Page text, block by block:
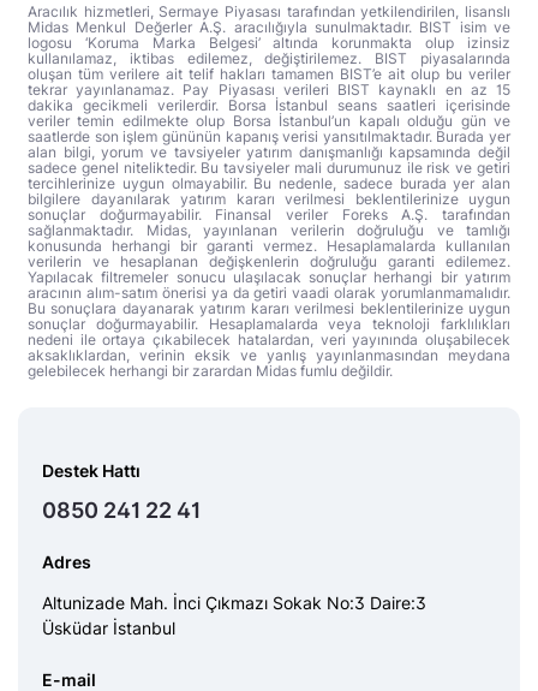
Aracılık hizmetleri, Sermaye Piyasası tarafından yetkilendirilen, lisanslı
Midas Menkul Değerler A.Ş. aracılığıyla sunulmaktadır. BIST isim ve
logosu ‘Koruma Marka Belgesi’ altında korunmakta olup izinsiz
kullanılamaz, iktibas edilemez, değiştirilemez. BIST piyasalarında
oluşan tüm verilere ait telif hakları tamamen BIST’e ait olup bu veriler
tekrar yayınlanamaz. Pay Piyasası verileri BIST kaynaklı en az 15
dakika gecikmeli verilerdir. Borsa İstanbul seans saatleri içerisinde
veriler temin edilmekte olup Borsa İstanbul’un kapalı olduğu gün ve
saatlerde son işlem gününün kapanış verisi yansıtılmaktadır. Burada yer
alan bilgi, yorum ve tavsiyeler yatırım danışmanlığı kapsamında değil
sadece genel niteliktedir. Bu tavsiyeler mali durumunuz ile risk ve getiri
tercihlerinize uygun olmayabilir. Bu nedenle, sadece burada yer alan
bilgilere dayanılarak yatırım kararı verilmesi beklentilerinize uygun
sonuçlar doğurmayabilir. Finansal veriler Foreks A.Ş. tarafından
sağlanmaktadır. Midas, yayınlanan verilerin doğruluğu ve tamlığı
konusunda herhangi bir garanti vermez. Hesaplamalarda kullanılan
verilerin ve hesaplanan değişkenlerin doğruluğu garanti edilemez.
Yapılacak filtremeler sonucu ulaşılacak sonuçlar herhangi bir yatırım
aracının alım-satım önerisi ya da getiri vaadi olarak yorumlanmamalıdır.
Bu sonuçlara dayanarak yatırım kararı verilmesi beklentilerinize uygun
sonuçlar doğurmayabilir. Hesaplamalarda veya teknoloji farklılıkları
nedeni ile ortaya çıkabilecek hatalardan, veri yayınında oluşabilecek
aksaklıklardan, verinin eksik ve yanlış yayınlanmasından meydana
gelebilecek herhangi bir zarardan Midas fumlu değildir.
Destek Hattı
0850 241 22 41
Adres
Altunizade Mah. İnci Çıkmazı Sokak No:3 Daire:3
Üsküdar İstanbul
E-mail